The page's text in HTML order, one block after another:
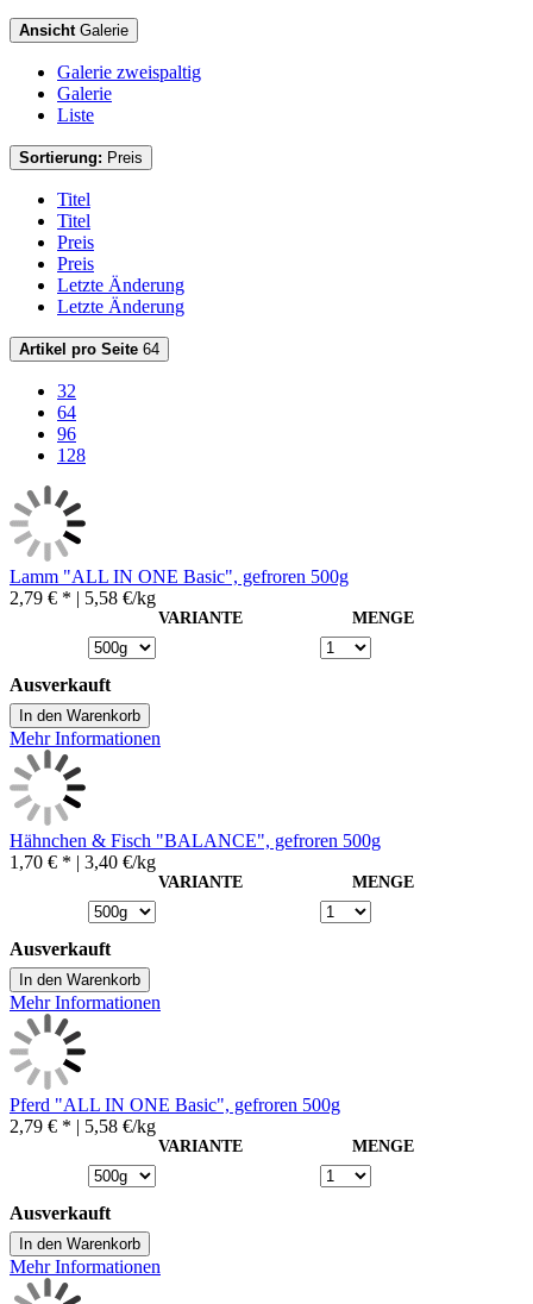
AnsichtGalerie
Galerie zweispaltig
Galerie
Liste
Sortierung: Preis
Titel
Titel
Preis
Preis
Letzte Änderung
Letzte Änderung
Artikel pro Seite 64
32
64
96
128
Lamm "ALL IN ONE Basic", gefroren 500g
2,79 € *
| 5,58 €/kg
VARIANTE MENGE
Ausverkauft
In den Warenkorb
Mehr Informationen
Hähnchen & Fisch "BALANCE", gefroren 500g
1,70 € *
| 3,40 €/kg
VARIANTE MENGE
Ausverkauft
In den Warenkorb
Mehr Informationen
Pferd "ALL IN ONE Basic", gefroren 500g
2,79 € *
| 5,58 €/kg
VARIANTE MENGE
Ausverkauft
In den Warenkorb
Mehr Informationen